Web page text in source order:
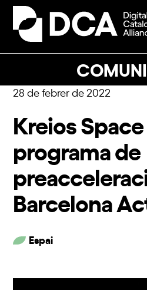
Skip
content
Open
mobile
Close
mobile
28 de febrer de 2022
Kreios
programa de
Barcelona
Espai